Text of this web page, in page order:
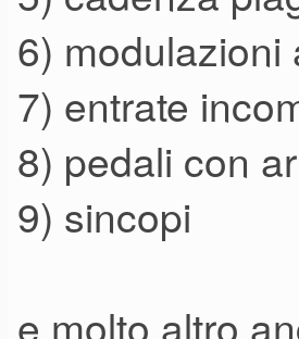
6) modulazioni
7) entrate
8) pedali con
9) sincopi
e molto altro